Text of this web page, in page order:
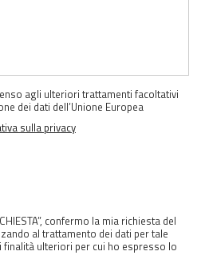
agli ulteriori trattamenti facoltativi
dei dati dell’Unione Europea
sulla privacy
confermo la mia richiesta del
al trattamento dei dati per tale
finalità ulteriori per cui ho espresso lo